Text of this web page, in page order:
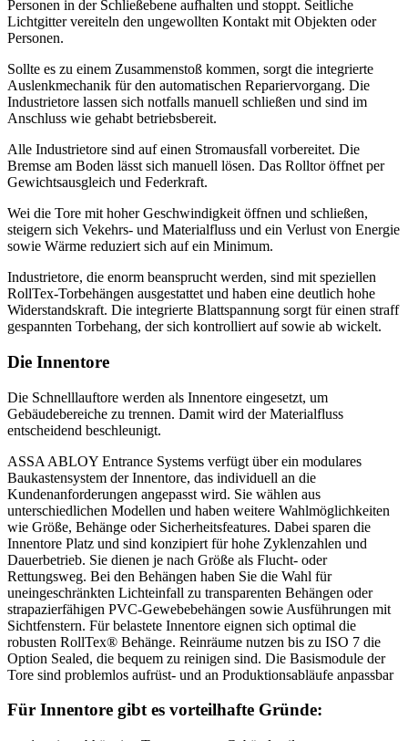
Personen in der Schließebene aufhalten und stoppt. Seitliche
Lichtgitter vereiteln den ungewollten Kontakt mit Objekten oder
Personen.
Sollte es zu einem Zusammenstoß kommen, sorgt die integrierte
Auslenkmechanik für den automatischen Repariervorgang. Die
Industrietore lassen sich notfalls manuell schließen und sind im
Anschluss wie gehabt betriebsbereit.
Alle Industrietore sind auf einen Stromausfall vorbereitet. Die
Bremse am Boden lässt sich manuell lösen. Das Rolltor öffnet per
Gewichtsausgleich und Federkraft.
Wei die Tore mit hoher Geschwindigkeit öffnen und schließen,
steigern sich Vekehrs- und Materialfluss und ein Verlust von Energie
sowie Wärme reduziert sich auf ein Minimum.
Industrietore, die enorm beansprucht werden, sind mit speziellen
RollTex-Torbehängen ausgestattet und haben eine deutlich hohe
Widerstandskraft. Die integrierte Blattspannung sorgt für einen straff
gespannten Torbehang, der sich kontrolliert auf sowie ab wickelt.
Die Innentore
Die Schnelllauftore werden als Innentore eingesetzt, um
Gebäudebereiche zu trennen. Damit wird der Materialfluss
entscheidend beschleunigt.
ASSA ABLOY Entrance Systems verfügt über ein modulares
Baukastensystem der Innentore, das individuell an die
Kundenanforderungen angepasst wird. Sie wählen aus
unterschiedlichen Modellen und haben weitere Wahlmöglichkeiten
wie Größe, Behänge oder Sicherheitsfeatures. Dabei sparen die
Innentore Platz und sind konzipiert für hohe Zyklenzahlen und
Dauerbetrieb. Sie dienen je nach Größe als Flucht- oder
Rettungsweg. Bei den Behängen haben Sie die Wahl für
uneingeschränkten Lichteinfall zu transparenten Behängen oder
strapazierfähigen PVC-Gewebebehängen sowie Ausführungen mit
Sichtfenstern. Für belastete Innentore eignen sich optimal die
robusten RollTex® Behänge. Reinräume nutzen bis zu ISO 7 die
Option Sealed, die bequem zu reinigen sind. Die Basismodule der
Tore sind problemlos aufrüst- und an Produktionsabläufe anpassbar
Für Innentore gibt es vorteilhafte Gründe: